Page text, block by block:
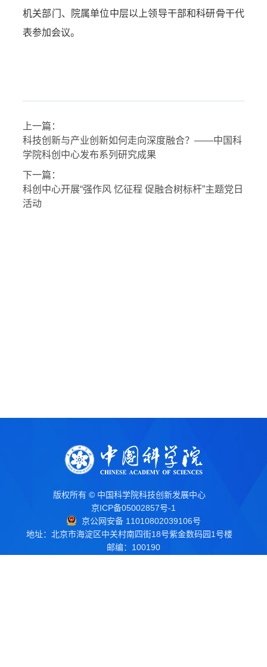
机关部门、院属单位中层以上领导干部和科研骨干代
表参加会议。
上一篇：
科技创新与产业创新如何走向深度融合？——中国科
学院科创中心发布系列研究成果
下一篇：
科创中心开展“强作风 忆征程 促融合树标杆”主题党日
活动
版权所有 © 中国科学院科技创新发展中心
京ICP备05002857号-1
京公网安备 11010802039106号
地址：北京市海淀区中关村南四街18号紫金数码园1号楼
邮编：100190